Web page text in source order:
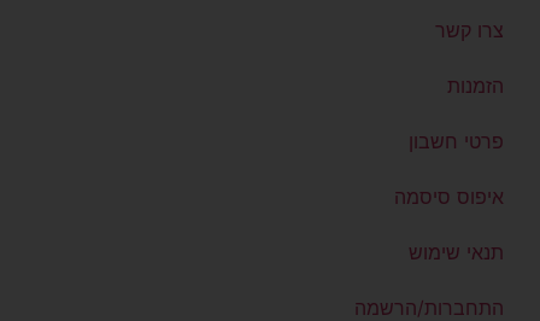
צרו קשר
הזמנות
פרטי חשבון
איפוס סיסמה
תנאי שימוש
התחברות/הרשמה